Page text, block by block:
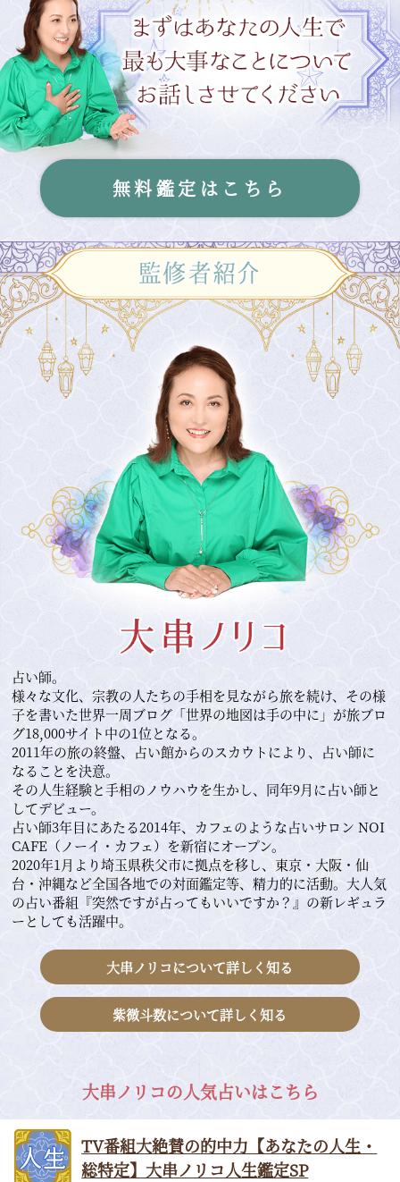
無料鑑定はこちら
占い師。
様々な文化、宗教の人たちの手相を見ながら旅を続け、その様
子を書いた世界一周ブログ「世界の地図は手の中に」が旅ブロ
グ18,000サイト中の1位となる。
2011年の旅の終盤、占い館からのスカウトにより、占い師に
なることを決意。
その人生経験と手相のノウハウを生かし、同年9月に占い師と
してデビュー。
占い師3年目にあたる2014年、カフェのような占いサロン NOI
CAFE（ノーイ・カフェ）を新宿にオープン。
2020年1月より埼玉県秩父市に拠点を移し、東京・大阪・仙
台・沖縄など全国各地での対面鑑定等、精力的に活動。大人気
の占い番組『突然ですが占ってもいいですか？』の新レギュラ
ーとしても活躍中。
大串ノリコについて詳しく知る
紫微斗数について詳しく知る
大串ノリコの人気占いはこちら
TV番組大絶賛の的中力【あなたの人生・
総特定】大串ノリコ人生鑑定SP